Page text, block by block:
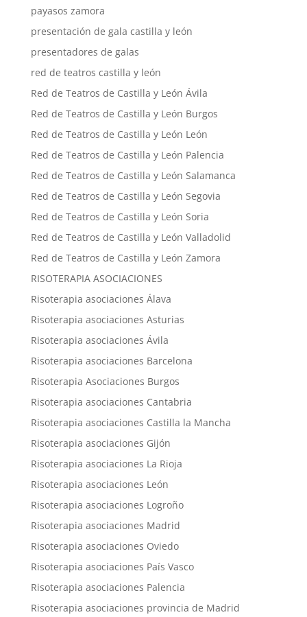
payasos zamora
presentación de gala castilla y león
presentadores de galas
red de teatros castilla y león
Red de Teatros de Castilla y León Ávila
Red de Teatros de Castilla y León Burgos
Red de Teatros de Castilla y León León
Red de Teatros de Castilla y León Palencia
Red de Teatros de Castilla y León Salamanca
Red de Teatros de Castilla y León Segovia
Red de Teatros de Castilla y León Soria
Red de Teatros de Castilla y León Valladolid
Red de Teatros de Castilla y León Zamora
RISOTERAPIA ASOCIACIONES
Risoterapia asociaciones Álava
Risoterapia asociaciones Asturias
Risoterapia asociaciones Ávila
Risoterapia asociaciones Barcelona
Risoterapia Asociaciones Burgos
Risoterapia asociaciones Cantabria
Risoterapia asociaciones Castilla la Mancha
Risoterapia asociaciones Gijón
Risoterapia asociaciones La Rioja
Risoterapia asociaciones León
Risoterapia asociaciones Logroño
Risoterapia asociaciones Madrid
Risoterapia asociaciones Oviedo
Risoterapia asociaciones País Vasco
Risoterapia asociaciones Palencia
Risoterapia asociaciones provincia de Madrid